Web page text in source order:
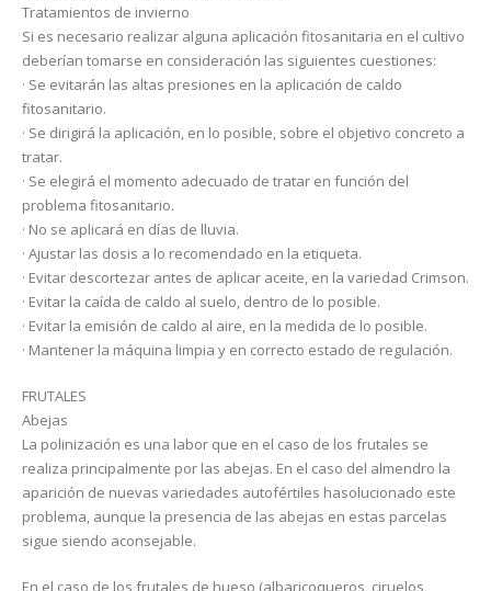
Tratamientos de invierno
Si es necesario realizar alguna aplicación fitosanitaria en el cultivo
deberían tomarse en consideración las siguientes cuestiones:
· Se evitarán las altas presiones en la aplicación de caldo
fitosanitario.
· Se dirigirá la aplicación, en lo posible, sobre el objetivo concreto a
tratar.
· Se elegirá el momento adecuado de tratar en función del
problema fitosanitario.
· No se aplicará en días de lluvia.
· Ajustar las dosis a lo recomendado en la etiqueta.
· Evitar descortezar antes de aplicar aceite, en la variedad Crimson.
· Evitar la caída de caldo al suelo, dentro de lo posible.
· Evitar la emisión de caldo al aire, en la medida de lo posible.
· Mantener la máquina limpia y en correcto estado de regulación.
FRUTALES
Abejas
La polinización es una labor que en el caso de los frutales se
realiza principalmente por las abejas. En el caso del almendro la
aparición de nuevas variedades autofértiles hasolucionado este
problema, aunque la presencia de las abejas en estas parcelas
sigue siendo aconsejable.
En el caso de los frutales de hueso (albaricoqueros, ciruelos,